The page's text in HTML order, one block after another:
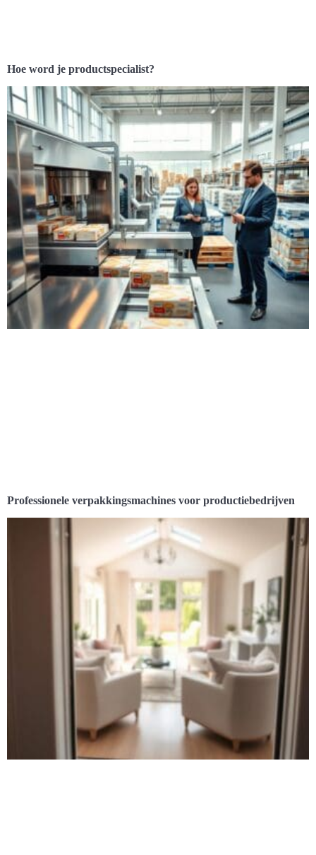
Hoe word je productspecialist?
Professionele verpakkingsmachines voor productiebedrijven